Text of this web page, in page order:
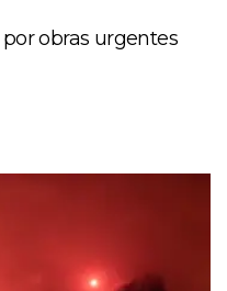
obras urgentes